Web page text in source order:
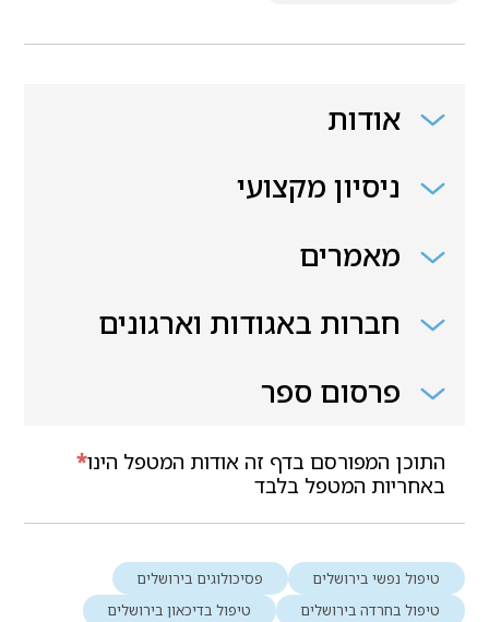
אודות
ניסיון מקצועי
מאמרים
חברות באגודות וארגונים
פרסום ספר
*התוכן המפורסם בדף זה אודות המטפל הינו
באחריות המטפל בלבד
טיפול נפשי בירושלים
פסיכולוגים בירושלים
טיפול בחרדה בירושלים
טיפול בדיכאון בירושלים